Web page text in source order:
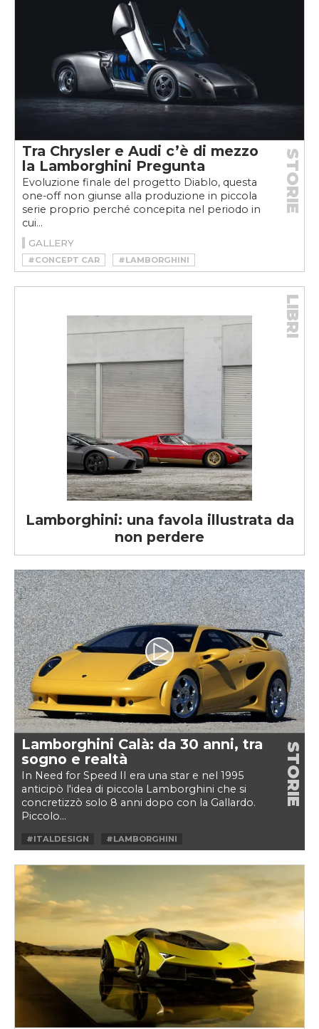
Tra Chrysler e Audi c’è di mezzo
la Lamborghini Pregunta
Evoluzione finale del progetto Diablo, questa
one-off non giunse alla produzione in piccola
serie proprio perché concepita nel periodo in
cui...
STORIE
GALLERY
#CONCEPT CAR
#LAMBORGHINI
#PROTOTIPO
#V12
Lamborghini: una favola illustrata da
non perdere
LIBRI
Lamborghini Calà: da 30 anni, tra
sogno e realtà
In Need for Speed II era una star e nel 1995
anticipò l'idea di piccola Lamborghini che si
concretizzò solo 8 anni dopo con la Gallardo.
Piccolo...
STORIE
#ITALDESIGN
#LAMBORGHINI
#LAMBORGHINI CALÀ